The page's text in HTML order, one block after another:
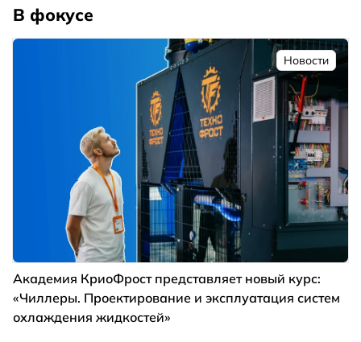
В фокусе
Новости
Академия КриоФрост представляет новый курс:
«Чиллеры. Проектирование и эксплуатация систем
охлаждения жидкостей»